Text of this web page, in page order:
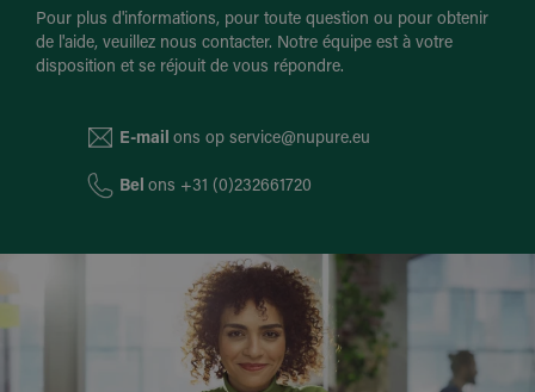
Pour plus d'informations, pour toute question ou pour obtenir
de l'aide, veuillez nous contacter. Notre équipe est à votre
disposition et se réjouit de vous répondre.
E-mail ons op service@nupure.eu
Bel ons +31 (0)232661720